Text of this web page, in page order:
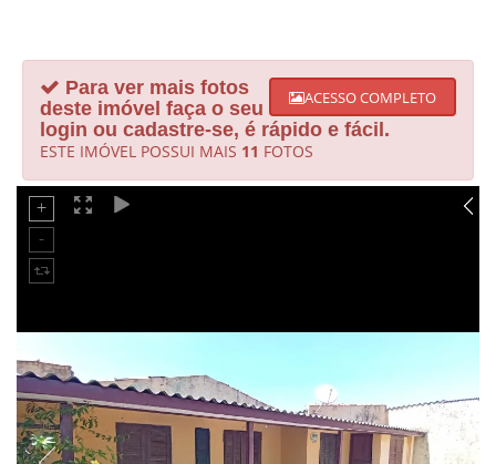
ACESSO COMPLETO
Para ver mais fotos
deste imóvel faça o seu
login ou cadastre-se, é rápido e fácil.
ESTE IMÓVEL POSSUI MAIS 11 FOTOS